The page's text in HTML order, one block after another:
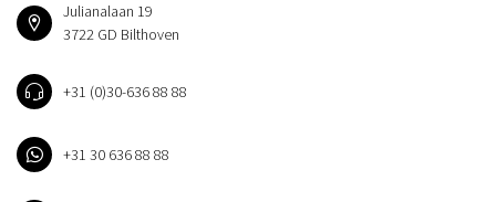
Julianalaan 19
3722 GD Bilthoven
+31 (0)30-636 88 88
+31 30 636 88 88